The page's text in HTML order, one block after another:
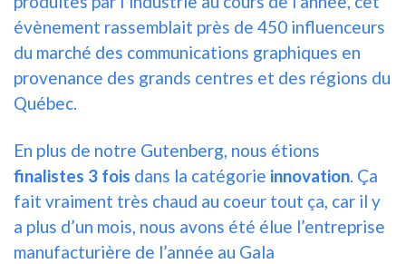
évènement rassemblait près de 450 influenceurs
du marché des communications graphiques en
provenance des grands centres et des régions du
Québec.
En plus de notre Gutenberg, nous étions
finalistes 3 fois dans la catégorie innovation. Ça
fait vraiment très chaud au coeur tout ça, car il y
a plus d’un mois, nous avons été élue l’entreprise
manufacturière de l’année au Gala